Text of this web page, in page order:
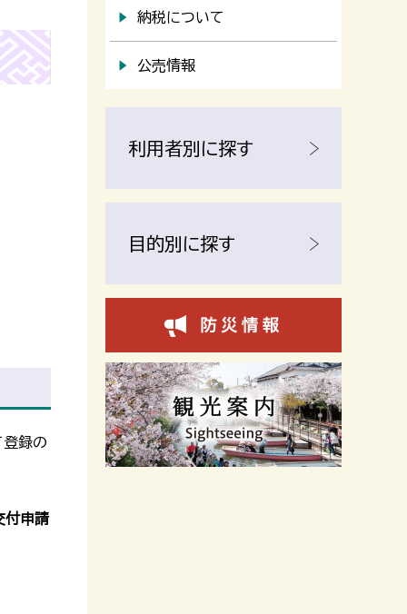
登録の
付申請
納税について
公売情報
利用者別に探す
目的別に探す